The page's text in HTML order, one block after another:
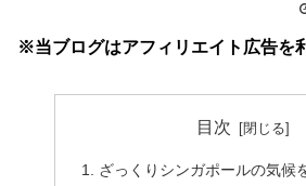
※当ブログはアフィリエイト広告を
目次
ざっくりシンガポールの気候